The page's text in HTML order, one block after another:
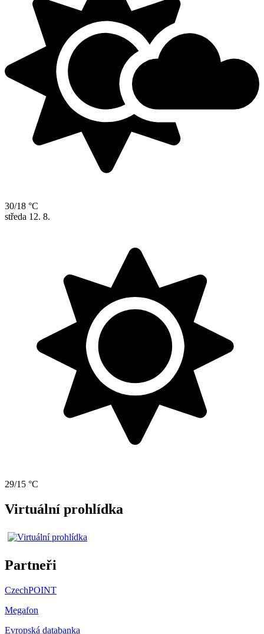
30/18 °C
středa 12. 8.
29/15 °C
Virtuální prohlídka
Partneři
CzechPOINT
Megafon
Evropská databanka